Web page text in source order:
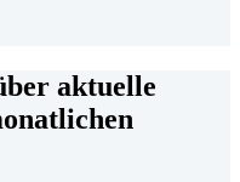
aktuelle